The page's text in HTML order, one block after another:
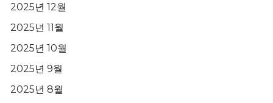
2025년 12월
2025년 11월
2025년 10월
2025년 9월
2025년 8월